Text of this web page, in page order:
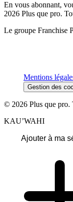
En vous abonnant,
2026 Plus que pro.
Le groupe Franchise
Mentions
Gestion des
© 2026 Plus que pro.
KAU’WAHI
Ajouter à ma